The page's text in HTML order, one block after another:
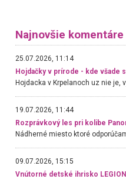
Najnovšie komentáre
25.07.2026, 11:14
Hojdačky v prírode - kde všade
19.07.2026, 11:44
Rozprávkový les pri kolibe
09.07.2026, 15:15
Vnútorné detské ihrisko